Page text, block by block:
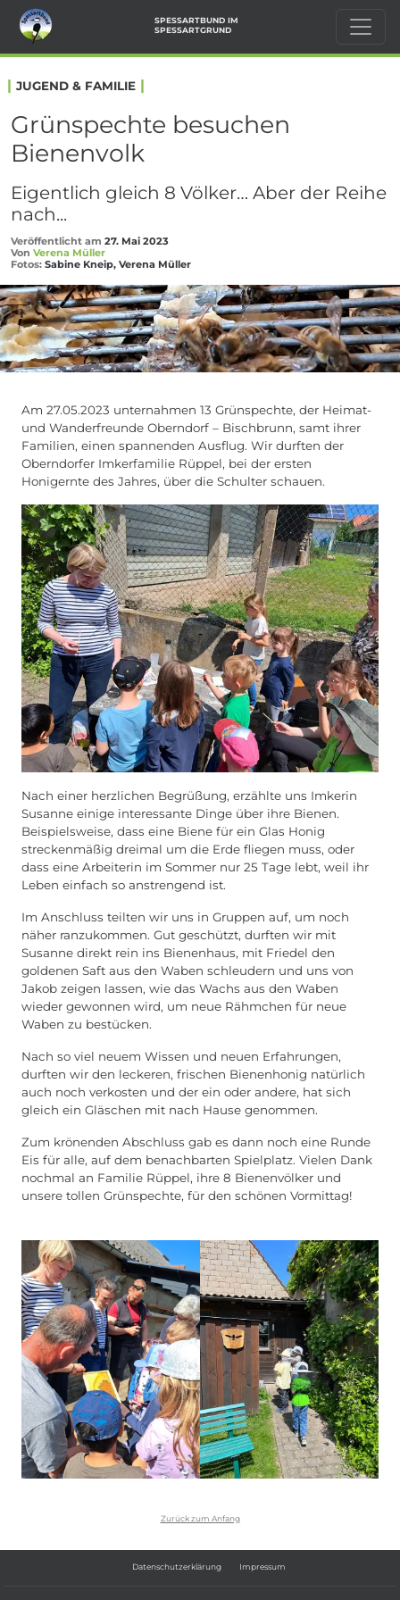
SPESSARTBUND IM
SPESSARTGRUND
| JUGEND & FAMILIE |
Grünspechte besuchen
Bienenvolk
Eigentlich gleich 8 Völker… Aber der Reihe
nach...
Veröffentlicht am 27. Mai 2023
Von Verena Müller
Fotos: Sabine Kneip, Verena Müller
Am 27.05.2023 unternahmen 13 Grünspechte, der Heimat-
und Wanderfreunde Oberndorf – Bischbrunn, samt ihrer
Familien, einen spannenden Ausflug. Wir durften der
Oberndorfer Imkerfamilie Rüppel, bei der ersten
Honigernte des Jahres, über die Schulter schauen.
Nach einer herzlichen Begrüßung, erzählte uns Imkerin
Susanne einige interessante Dinge über ihre Bienen.
Beispielsweise, dass eine Biene für ein Glas Honig
streckenmäßig dreimal um die Erde fliegen muss, oder
dass eine Arbeiterin im Sommer nur 25 Tage lebt, weil ihr
Leben einfach so anstrengend ist.
Im Anschluss teilten wir uns in Gruppen auf, um noch
näher ranzukommen. Gut geschützt, durften wir mit
Susanne direkt rein ins Bienenhaus, mit Friedel den
goldenen Saft aus den Waben schleudern und uns von
Jakob zeigen lassen, wie das Wachs aus den Waben
wieder gewonnen wird, um neue Rähmchen für neue
Waben zu bestücken.
Nach so viel neuem Wissen und neuen Erfahrungen,
durften wir den leckeren, frischen Bienenhonig natürlich
auch noch verkosten und der ein oder andere, hat sich
gleich ein Gläschen mit nach Hause genommen.
Zum krönenden Abschluss gab es dann noch eine Runde
Eis für alle, auf dem benachbarten Spielplatz. Vielen Dank
nochmal an Familie Rüppel, ihre 8 Bienenvölker und
unsere tollen Grünspechte, für den schönen Vormittag!
Zurück zum Anfang
Datenschutzerklärung Impressum